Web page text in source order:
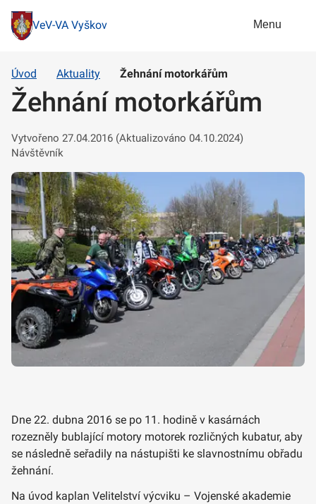
VeV-VA Vyškov Menu
Úvod Aktuality Žehnání motorkářům
Žehnání motorkářům
Vytvořeno 27.04.2016 (Aktualizováno 04.10.2024)
Návštěvník
Dne 22. dubna 2016 se po 11. hodině v kasárnách
rozezněly bublající motory motorek rozličných kubatur, aby
se následně seřadily na nástupišti ke slavnostnímu obřadu
žehnání.
Na úvod kaplan Velitelství výcviku – Vojenské akademie